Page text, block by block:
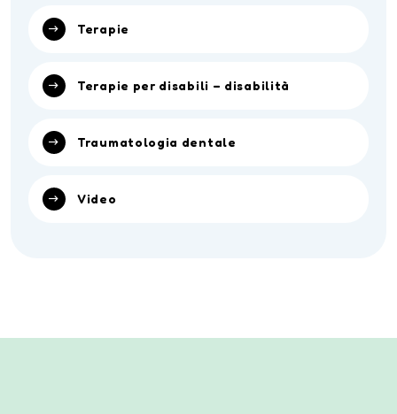
Terapie
Terapie per disabili – disabilità
Traumatologia dentale
Video